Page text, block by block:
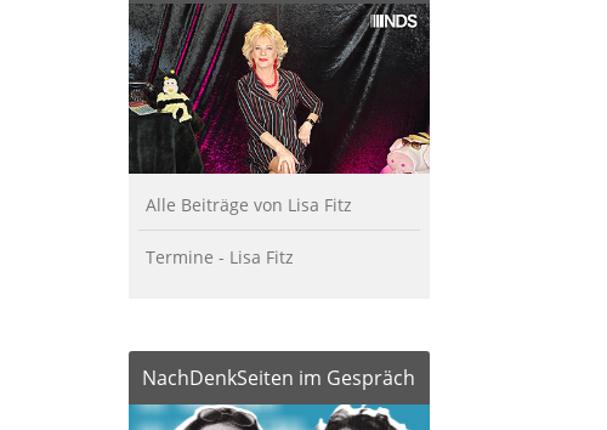
Alle Beiträge von Lisa Fitz
Termine - Lisa Fitz
NachDenkSeiten im Gespräch